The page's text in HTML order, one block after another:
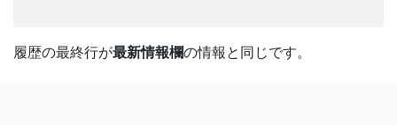
履歴の最終行が最新情報欄の情報と同じです。